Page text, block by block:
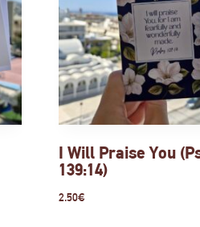
I Will Praise You
139:14)
2.50€